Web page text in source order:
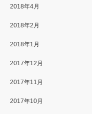
2018年4月
2018年2月
2018年1月
2017年12月
2017年11月
2017年10月